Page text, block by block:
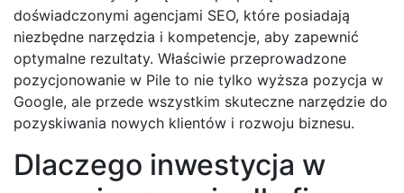
doświadczonymi agencjami SEO, które posiadają
niezbędne narzędzia i kompetencje, aby zapewnić
optymalne rezultaty. Właściwie przeprowadzone
pozycjonowanie w Pile to nie tylko wyższa pozycja w
Google, ale przede wszystkim skuteczne narzędzie do
pozyskiwania nowych klientów i rozwoju biznesu.
Dlaczego inwestycja w